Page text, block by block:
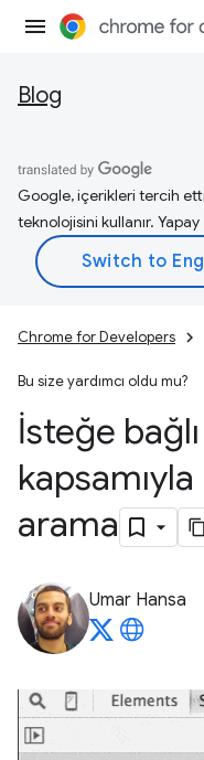
Blog
Google, içerikleri tercih
teknolojisini kullanır.
Chrome for Developers
Bu size yardımcı oldu mu?
İsteğe
arama
Umar Hansa